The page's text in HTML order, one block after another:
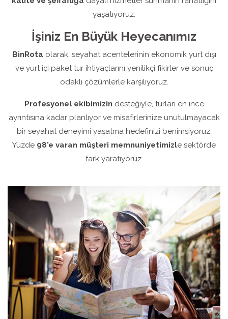
yaşatıyoruz.
İşiniz En Büyük Heyecanımız
BinRota olarak, seyahat acentelerinin ekonomik yurt dışı
ve yurt içi paket tur ihtiyaçlarını yenilikçi fikirler ve sonuç
odaklı çözümlerle karşılıyoruz.
Profesyonel ekibimizin desteğiyle, turları en ince
ayrıntısına kadar planlıyor ve misafirlerinize unutulmayacak
bir seyahat deneyimi yaşatma hedefinizi benimsiyoruz.
Yüzde 98’e varan müşteri memnuniyetimizle sektörde
fark yaratıyoruz.